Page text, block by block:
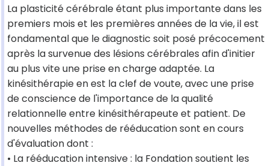
La plasticité cérébrale étant plus importante dans les
premiers mois et les premières années de la vie, il est
fondamental que le diagnostic soit posé précocement
après la survenue des lésions cérébrales afin d'initier
au plus vite une prise en charge adaptée. La
kinésithérapie en est la clef de voute, avec une prise
de conscience de l'importance de la qualité
relationnelle entre kinésithérapeute et patient. De
nouvelles méthodes de rééducation sont en cours
d'évaluation dont :
• La rééducation intensive : la Fondation soutient les